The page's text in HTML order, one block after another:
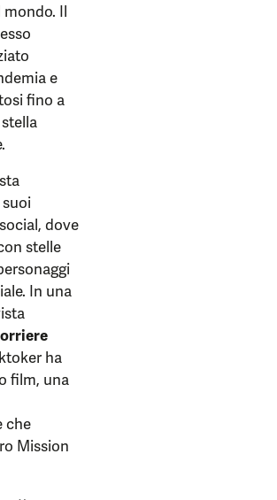
mondo. Il
e
fino a
dove
stelle
In una
ha
film, una
che
Mission